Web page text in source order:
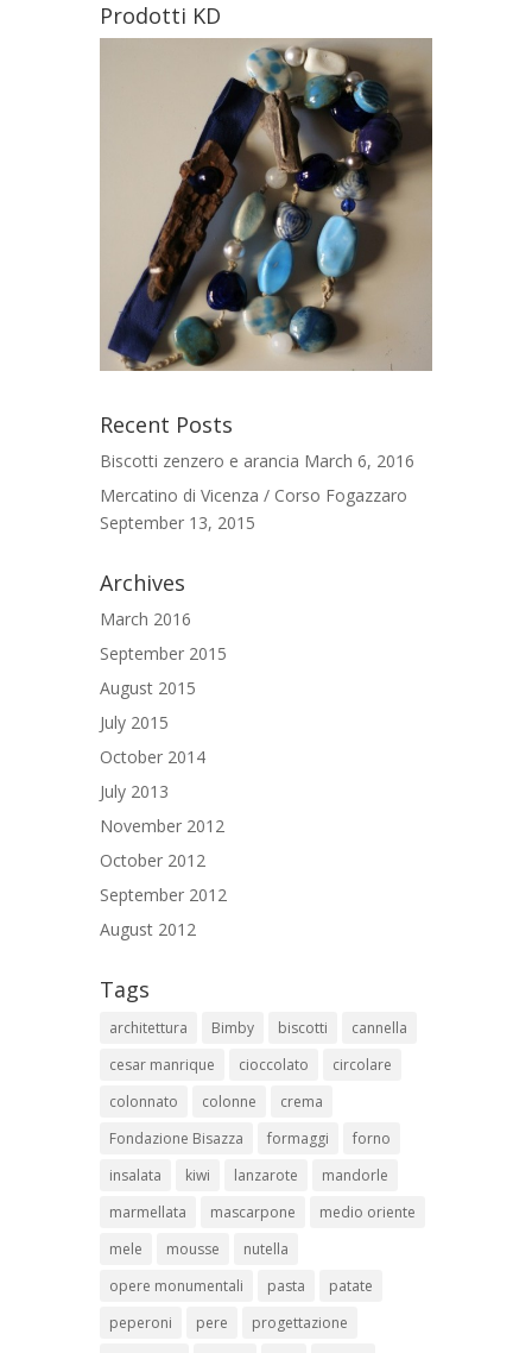
Prodotti KD
Recent Posts
Biscotti zenzero e arancia March 6, 2016
Mercatino di Vicenza / Corso Fogazzaro
September 13, 2015
Archives
March 2016
September 2015
August 2015
July 2015
October 2014
July 2013
November 2012
October 2012
September 2012
August 2012
Tags
architettura Bimby biscotti
cannella
cesar manrique
cioccolato
circolare
colonnato
colonne
crema
Fondazione Bisazza
formaggi
forno
insalata
kiwi lanzarote
mandorle
marmellata
mascarpone
medio oriente
mele
mousse
nutella
opere monumentali
pasta
patate
peperoni
pere
progettazione